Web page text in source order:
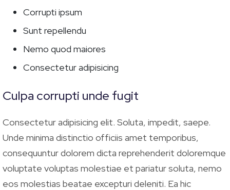
Corrupti ipsum
Sunt repellendu
Nemo quod maiores
Consectetur adipisicing
Culpa corrupti unde fugit
Consectetur adipisicing elit. Soluta, impedit, saepe.
Unde minima distinctio officiis amet temporibus,
consequuntur dolorem dicta reprehenderit doloremque
voluptate voluptas molestiae et pariatur soluta, nemo
eos molestias beatae excepturi deleniti. Ea hic